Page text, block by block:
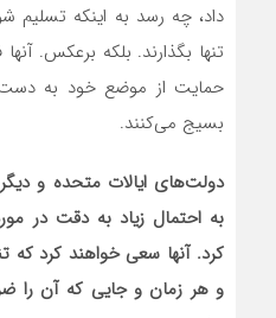
داد، چه رسد به اینکه تسلیم
تنها بگذارند. بلکه برعکس.
حمایت از موضع خود به دست‌
بسیج‌ می‌کنند.
دولت‌های ایالات متحده و
به احتمال زیاد به دقت در
کرد. آنها سعی خواهند کرد که
و هر زمان و جایی که آن را